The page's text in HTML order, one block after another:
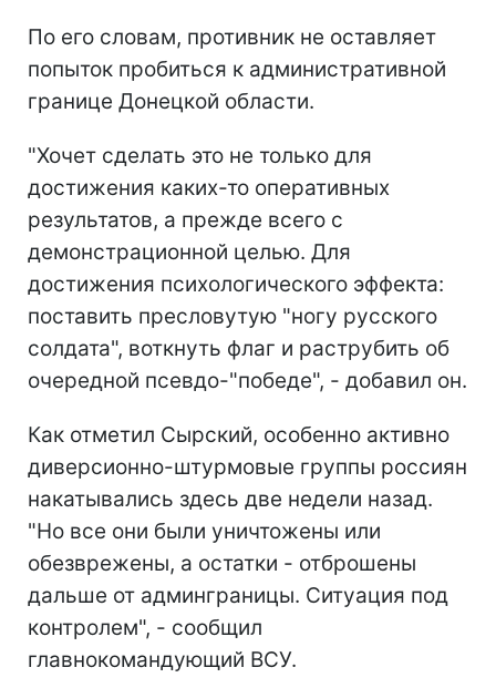
По его словам, противник не оставляет
попыток пробиться к административной
границе Донецкой области.
"Хочет сделать это не только для
достижения каких-то оперативных
результатов, а прежде всего с
демонстрационной целью. Для
достижения психологического эффекта:
поставить пресловутую "ногу русского
солдата", воткнуть флаг и раструбить об
очередной псевдо-"победе", - добавил он.
Как отметил Сырский, особенно активно
диверсионно-штурмовые группы россиян
накатывались здесь две недели назад.
"Но все они были уничтожены или
обезврежены, а остатки - отброшены
дальше от админграницы. Ситуация под
контролем", - сообщил
главнокомандующий ВСУ.